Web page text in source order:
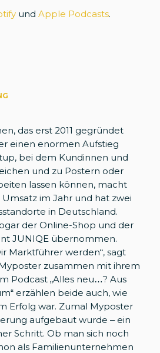
undApple Podcasts.
das erst 2011 gegründet
einen enormen Aufstieg
bei dem Kundinnen und
und zu Postern oder
lassen können, macht
im Jahr und hat zwei
in Deutschland.
der Online-Shop und der
JUNIQE übernommen.
Marktführer werden“, sagt
zusammen mit ihrem
Podcast „Alles neu…? Aus
erzählen beide auch, wie
Erfolg war. Zumal Myposter
aufgebaut wurde – ein
Schritt. Ob man sich noch
als Familienunternehmen